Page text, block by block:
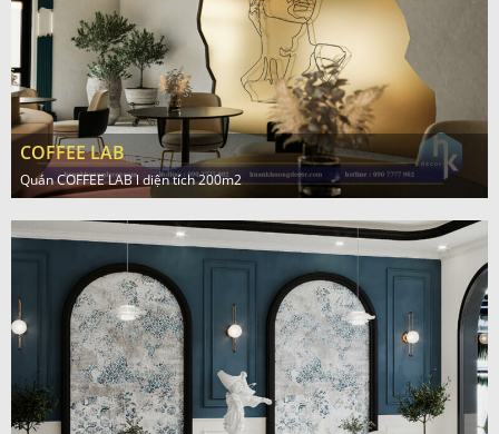
COFFEE LAB
Quán COFFEE LAB l diện tích 200m2